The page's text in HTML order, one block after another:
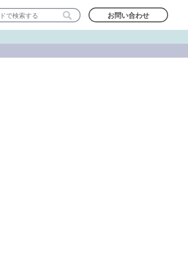
お問い合わせ